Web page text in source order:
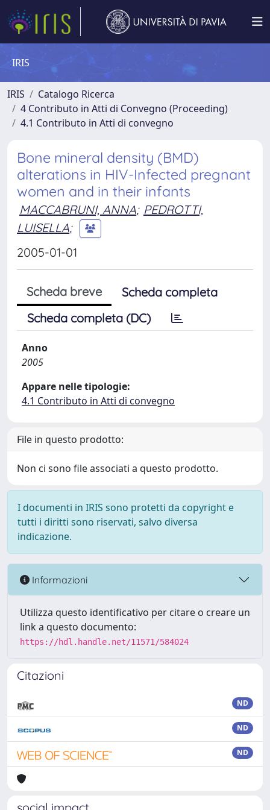
IRIS
IRIS
Catalogo Ricerca
4 Contributo in Atti di Convegno (Proceeding)
4.1 Contributo in Atti di convegno
Bone mineral density (BMD)
alterations in HIV-Infected pregnant
women and in their infants
MACCABRUNI, ANNA; PEDROTTI,
LUISELLA;
2005-01-01
Scheda breve
Scheda completa
Scheda completa (DC)
Anno
2005
Appare nelle tipologie:
4.1 Contributo in Atti di convegno
File in questo prodotto:
Non ci sono file associati a questo prodotto.
I documenti in IRIS sono protetti da copyright e
tutti i diritti sono riservati, salvo diversa
indicazione.
Informazioni
Utilizza questo identificativo per citare o creare un
link a questo documento:
https://hdl.handle.net/11571/584024
Citazioni
ND
ND
ND